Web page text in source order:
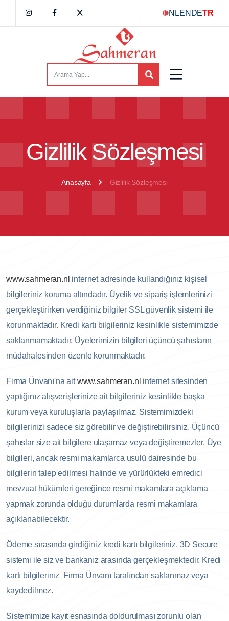
NLEN DETR
Gizlilik Sözleşmesi
Anasayfa Gizlilik Sözleşmesi
www.sahmeran.nl internet adresinde kullandığınız kişisel
bilgileriniz koruma altındadır. Üyelik ve sipariş işlemlerinizi
gerçekleştirirken verdiğiniz bilgiler SSL güvenlik sistemi ile
korunmaktadır. Kredi kartı bilgileriniz kesinlikle sistemimizde
saklanmamaktadır. Üyelerimizin bilgileri üçüncü şahısların
müdahalesinden özenle korunmaktadır.
Firma Ünvanı'na aitwww.sahmeran.nl internet sitesinden
yaptığınız alışverişlerinize ait bilgileriniz kesinlikle başka
kurum veya kuruluşlarla paylaşılmaz. Sistemimizdeki
bilgilerinizi sadece siz görebilir ve değiştirebilirsiniz. Üçüncü
şahıslar size ait bilgilere ulaşamaz veya değiştiremezler. Üye
bilgileri, ancak resmi makamlarca usulü dairesinde bu
bilgilerin talep edilmesi halinde ve yürürlükteki emredici
mevzuat hükümleri gereğince resmi makamlara açıklama
yapmak zorunda olduğu durumlarda resmi makamlara
açıklanabilecektir.
Ödeme sırasında girdiğiniz kredi kartı bilgileriniz, 3D Secure
sistemi ile siz ve bankanız arasında gerçekleşmektedir. Kredi
kartı bilgileriniz Firma Ünvanı tarafından saklanmaz veya
kaydedilmez.
Sistemimize kayıt esnasında doldurulması zorunlu olan